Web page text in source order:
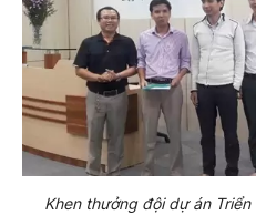
Khen thưởng đội dự án